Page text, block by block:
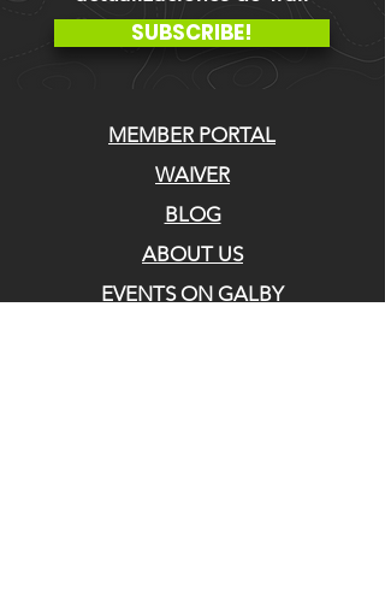
SUBSCRIBE!
MEMBER PORTAL
WAIVER
BLOG
ABOUT US
EVENTS ON GALBY